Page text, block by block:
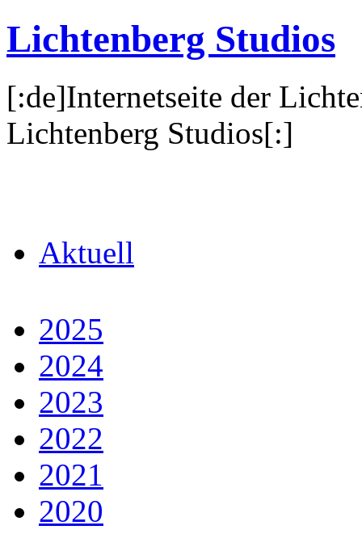
Lichtenberg Studios
[:de]Internetseite der
Lichtenberg Studios[:]
Aktuell
2025
2024
2023
2022
2021
2020